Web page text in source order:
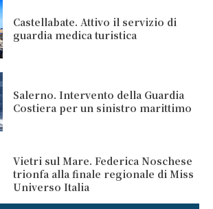
Castellabate. Attivo il servizio di
guardia medica turistica
Salerno. Intervento della Guardia
Costiera per un sinistro marittimo
Vietri sul Mare. Federica Noschese
trionfa alla finale regionale di Miss
Universo Italia